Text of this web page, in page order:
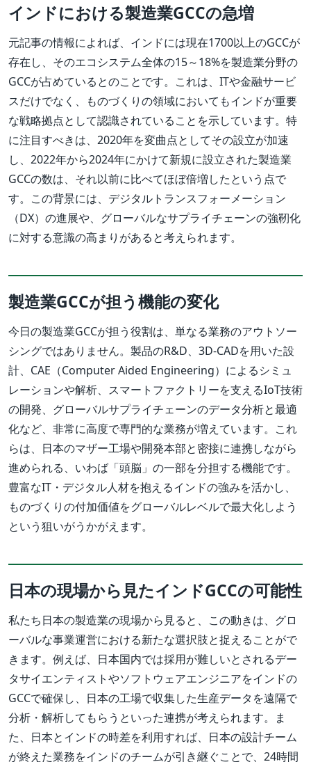
インドにおける製造業GCCの急増
元記事の情報によれば、インドには現在1700以上のGCCが
存在し、そのエコシステム全体の15～18%を製造業分野の
GCCが占めているとのことです。これは、ITや金融サービ
スだけでなく、ものづくりの領域においてもインドが重要
な戦略拠点として認識されていることを示しています。特
に注目すべきは、2020年を変曲点としてその設立が加速
し、2022年から2024年にかけて新規に設立された製造業
GCCの数は、それ以前に比べてほぼ倍増したという点で
す。この背景には、デジタルトランスフォーメーション
（DX）の進展や、グローバルなサプライチェーンの強靭化
に対する意識の高まりがあると考えられます。
製造業GCCが担う機能の変化
今日の製造業GCCが担う役割は、単なる業務のアウトソー
シングではありません。製品のR&D、3D-CADを用いた設
計、CAE（Computer Aided Engineering）によるシミュ
レーションや解析、スマートファクトリーを支えるIoT技術
の開発、グローバルサプライチェーンのデータ分析と最適
化など、非常に高度で専門的な業務が増えています。これ
らは、日本のマザー工場や開発本部と密接に連携しながら
進められる、いわば「頭脳」の一部を分担する機能です。
豊富なIT・デジタル人材を抱えるインドの強みを活かし、
ものづくりの付加価値をグローバルレベルで最大化しよう
という狙いがうかがえます。
日本の現場から見たインドGCCの可能性
私たち日本の製造業の現場から見ると、この動きは、グロ
ーバルな事業運営における新たな選択肢と捉えることがで
きます。例えば、日本国内では採用が難しいとされるデー
タサイエンティストやソフトウェアエンジニアをインドの
GCCで確保し、日本の工場で収集した生産データを遠隔で
分析・解析してもらうといった連携が考えられます。ま
た、日本とインドの時差を利用すれば、日本の設計チーム
が終えた業務をインドのチームが引き継ぐことで、24時間